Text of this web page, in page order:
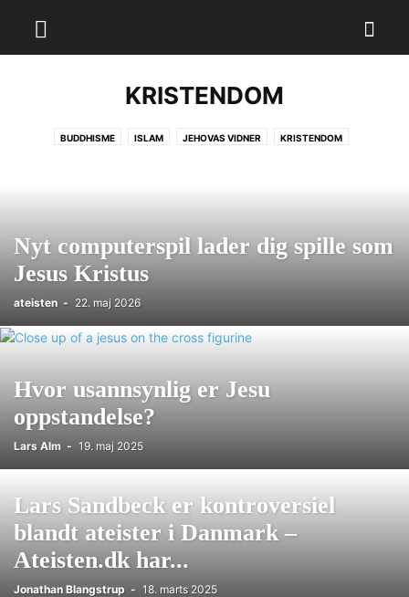
KRISTENDOM
BUDDHISME ISLAM JEHOVAS VIDNER KRISTENDOM
Nyt computerspil lader dig spille som
Jesus Kristus
ateisten - 22. maj 2026
Hvor usannsynlig er Jesu
oppstandelse?
Lars Alm - 19. maj 2025
Lars Sandbeck er kontroversiel
blandt ateister i Danmark –
Ateisten.dk har...
Jonathan Blangstrup - 18. marts 2025